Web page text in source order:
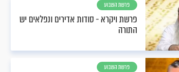
פרשת השבוע
פרשת ויקרא - סודות אדירים ונפלאים יש
התורה
פרשת השבוע